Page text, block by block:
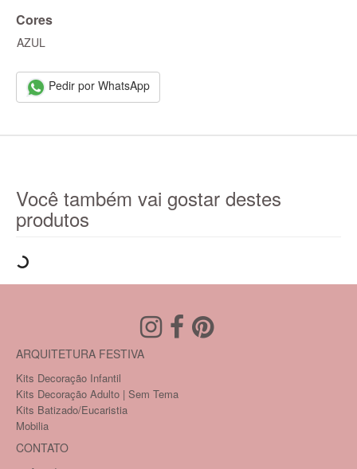
Cores
AZUL
Pedir por WhatsApp
Você também vai gostar destes
produtos
ARQUITETURA FESTIVA
Kits Decoração Infantil
Kits Decoração Adulto | Sem Tema
Kits Batizado/Eucaristia
Mobilia
CONTATO